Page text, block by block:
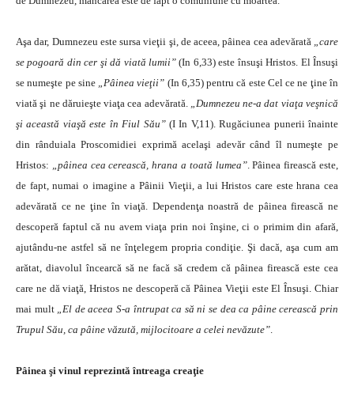
Aşa dar, Dumnezeu este sursa vieţii şi, de aceea, pâinea cea adevărată „care
se pogoară din cer şi dă viată lumii” (In 6,33) este însuşi Hristos. El Însuşi
se numeşte pe sine „Pâinea vieţii” (In 6,35) pentru că este Cel ce ne ţine în
viată şi ne dăruieşte viaţa cea adevărată. „Dumnezeu ne-a dat viaţa veşnică
şi această viaşă este în Fiul Său”(I In V,11). Rugăciunea punerii înainte
din rânduiala Proscomidiei exprimă acelaşi adevăr când îl numeşte pe
Hristos: „pâinea cea cerească, hrana a toată lumea”. Pâinea firească este,
de fapt, numai o imagine a Pâinii Vieţii, a lui Hristos care este hrana cea
adevărată ce ne ţine în viaţă. Dependenţa noastră de pâinea firească ne
descoperă faptul că nu avem viaţa prin noi înşine, ci o primim din afară,
ajutându-ne astfel să ne înţelegem propria condiţie. Şi dacă, aşa cum am
arătat, diavolul încearcă să ne facă să credem că pâinea firească este cea
care ne dă viaţă, Hristos ne descoperă că Pâinea Vieţii este El Însuşi. Chiar
mai mult „El de aceea S-a întrupat ca să ni se dea ca pâine cerească prin
Trupul Său, ca pâine văzută, mijlocitoare a celei nevăzute”.
Pâinea şi vinul reprezintă întreaga creaţie